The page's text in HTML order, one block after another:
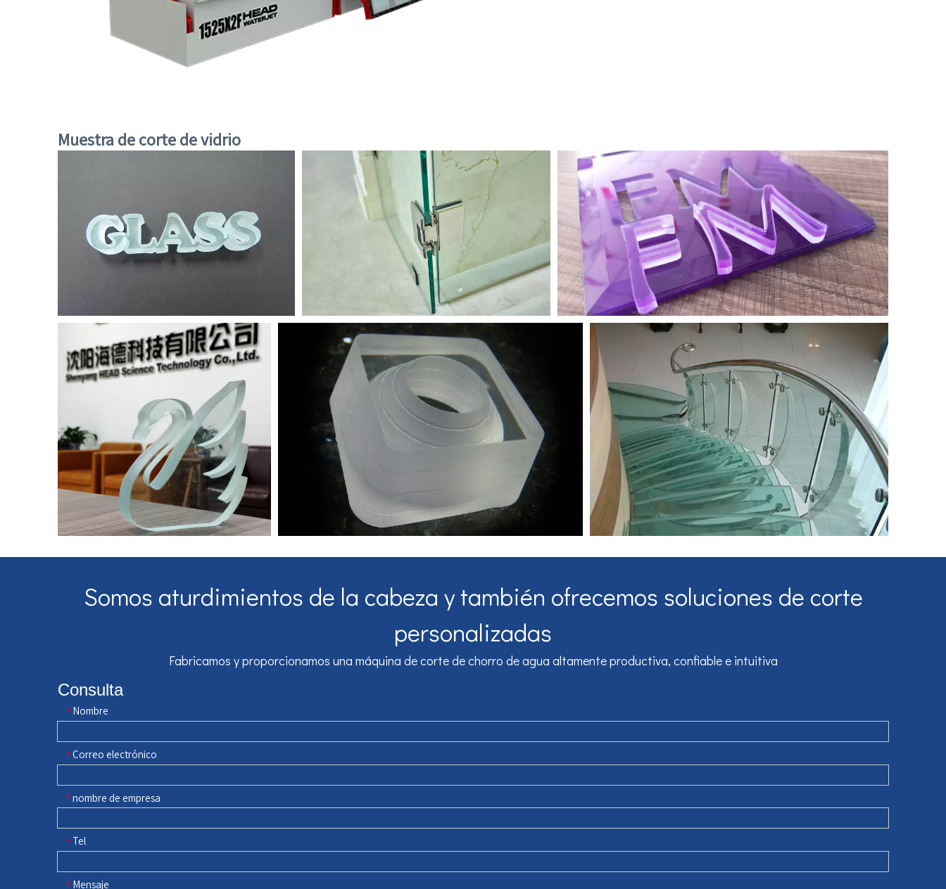
Muestra de corte de vidrio
Somos aturdimientos de la cabeza y también ofrecemos soluciones de corte
personalizadas
Fabricamos y proporcionamos una máquina de corte de chorro de agua altamente productiva, confiable e intuitiva
Consulta
* Nombre
* Correo electrónico
* nombre de empresa
* Tel
* Mensaje